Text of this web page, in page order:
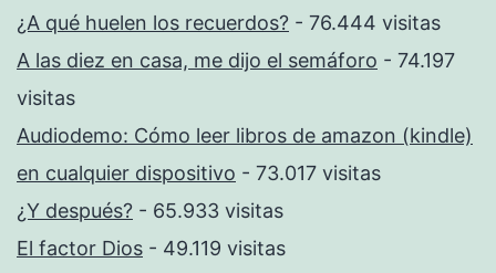
¿A qué huelen los recuerdos? - 76.444 visitas
A las diez en casa, me dijo el semáforo - 74.197
visitas
Audiodemo: Cómo leer libros de amazon (kindle)
en cualquier dispositivo - 73.017 visitas
¿Y después? - 65.933 visitas
El factor Dios - 49.119 visitas